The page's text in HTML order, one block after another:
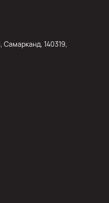
Самарканд, 140319,